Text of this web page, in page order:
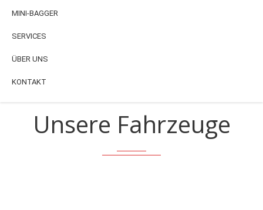
MINI-BAGGER
SERVICES
ÜBER UNS
KONTAKT
Unsere Fahrzeuge